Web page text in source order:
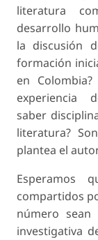
literatura
desarrollo
la discusión
formación
en
experiencia
saber
literatura?
plantea el
Esperamos
compartidos
número
investigativa